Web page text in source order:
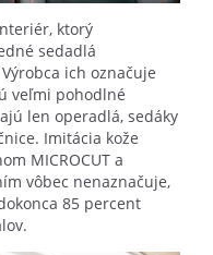
ktorý
sedadlá
ich označuje
veľmi pohodlné
len operadlá, sedáky
Imitácia kože
MICROCUT a
vôbec nenaznačuje,
85 percent